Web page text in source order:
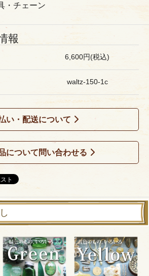
・チェーン
報
6,600円(税込)
waltz-150-1c
い・配送について
について問い合わせる